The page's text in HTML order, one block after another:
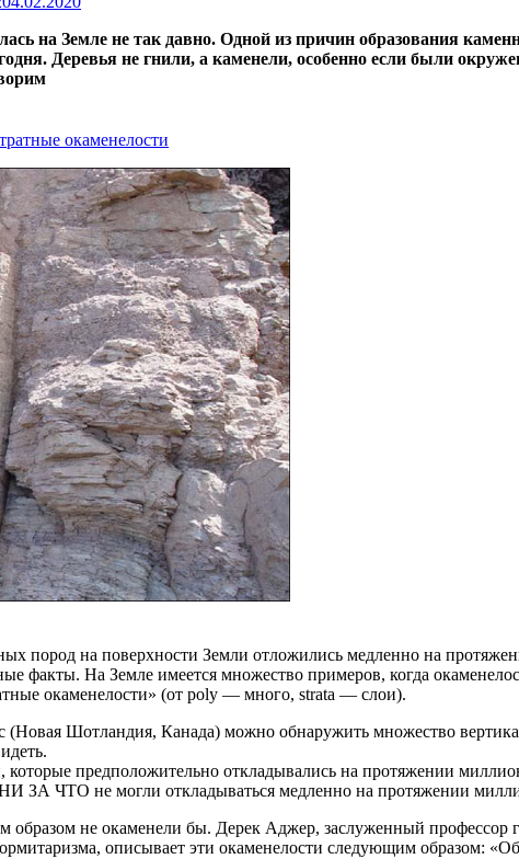
на Земле не так давно. Одной из причин образования
Деревья не гнили, а каменели, особенно если были
окаменелости
пород на поверхности Земли отложились медленно на
факты. На Земле имеется множество примеров, когда
окаменелости» (от poly — много, strata — слои).
Шотландия, Канада) можно обнаружить множество
предположительно откладывались на протяжении
ЗА ЧТО не могли откладываться медленно на протяжении
образом не окаменели бы. Дерек Аджер, заслуженный
описывает эти окаменелости следующим образом: